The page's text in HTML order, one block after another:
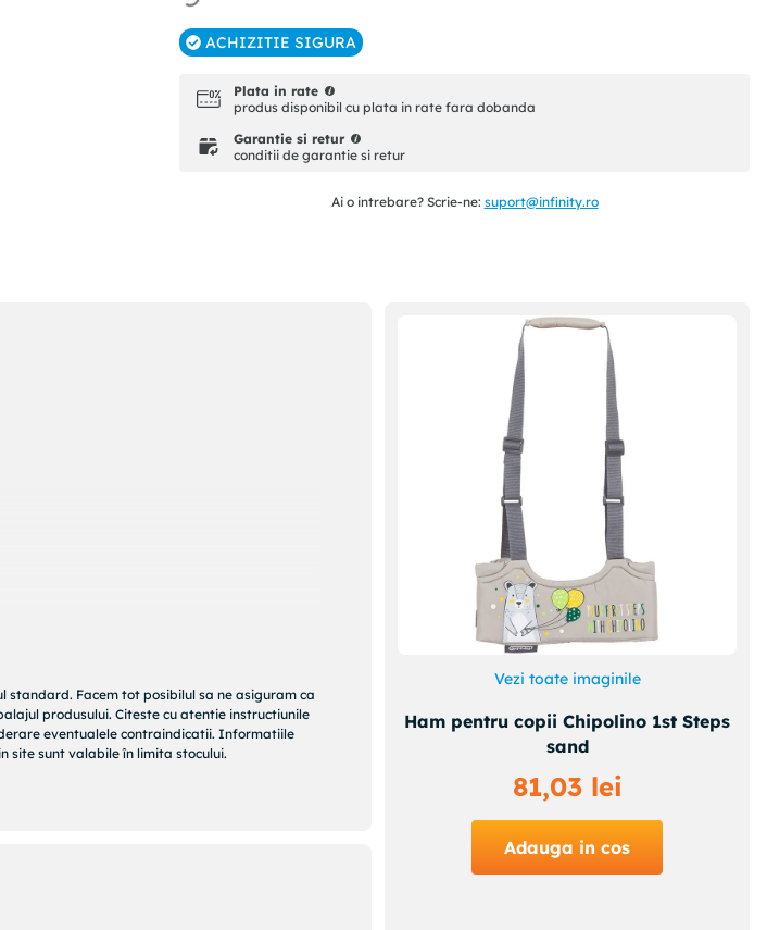
ACHIZITIE SIGURA
Plata in rate
produs disponibil cu plata in rate fara dobanda
Garantie si retur
conditii de garantie si retur
Ai o intrebare? Scrie-ne: suport@infinity.ro
24 luni
standard. Facem tot posibilul sa ne asiguram ca
produsului. Citeste cu atentie instructiunile
eventualele contraindicatii. Informatiile
site sunt valabile în limita stocului.
Vezi toate imaginile
Ham pentru copii Chipolino 1st Steps
sand
81,03 lei
Adauga in cos